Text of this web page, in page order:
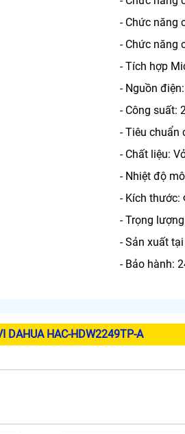
- Chức năng
- Chức năng
- Tích hợp
- Nguồn
- Công suất:
- Tiêu chuẩn
- Chất liệu:
- Nhiệt độ
- Kích thước:
- Trọng
- Sản xuất
- Bảo hành:
DAHUA HAC-HDW2249TP-A